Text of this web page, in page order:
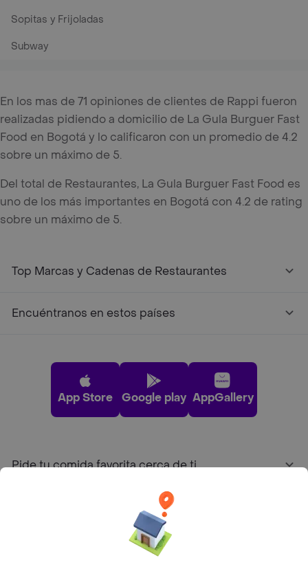
Sopitas y Frijoladas
Subway
En los mas de 71 opiniones de clientes de Rappi fueron
realizadas pidiendo a domicilio de La Gula Burguer Fast
Food en Bogotá y lo calificaron con un promedio de 4.2
sobre un máximo de 5.
Del total de Restaurantes, La Gula Burguer Fast Food es
uno de los más importantes en Bogotá con 4.2 de rating
sobre un máximo de 5.
Top Marcas y Cadenas de Restaurantes
Encuéntranos en estos países
App Store Google play AppGallery
Pide tu comida favorita cerca de ti